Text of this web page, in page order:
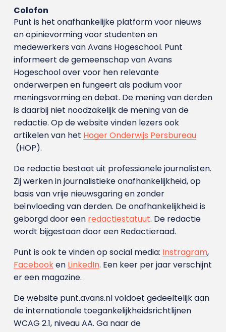
Colofon
Punt is het onafhankelijke platform voor nieuws
en opinievorming voor studenten en
medewerkers van Avans Hoge­school. Punt
informeert de gemeenschap van Avans
Hogeschool over voor hen relevante
onderwerpen en fungeert als podium voor
meningsvorming en debat. De mening van derden
is daarbij niet noodzakelijk de mening van de
redactie. Op de website vinden lezers ook
artikelen van het Hoger Onderwijs Persbureau
(HOP).
De redactie bestaat uit professionele journalisten.
Zij werken in journalistieke onafhankelijkheid, op
basis van vrije nieuwsgaring en zonder
beïnvloeding van derden. De onafhankelijkheid is
geborgd door een redactiestatuut. De redactie
wordt bijgestaan door een Redactieraad.
Punt is ook te vinden op social media: Instragram,
Facebooken LinkedIn. Een keer per jaar verschijnt
er een magazine.
De website punt.avans.nl voldoet gedeeltelijk aan
de internationale toegankelijkheidsrichtlijnen
WCAG 2.1, niveau AA. Ga naar de